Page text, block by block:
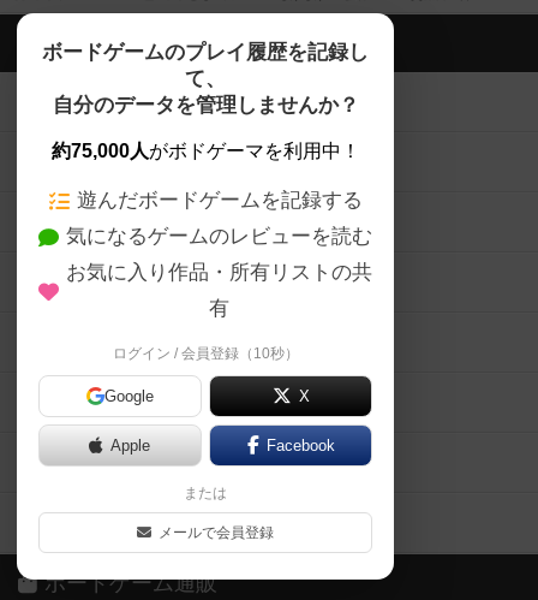
ボードゲームのプレイ履歴を記録し
て、
自分のデータを管理しませんか？
約75,000人がボドゲーマを利用中！
遊んだボードゲームを記録する
気になるゲームのレビューを読む
お気に入り作品・所有リストの共
有
ログイン / 会員登録（10秒）
Google X
Apple Facebook
または
メールで会員登録
ボドゲーマTOP
ボードゲームを検索する
ボードゲームの新着レビュー
ボードゲーム会情報
メカニクス特集
掲示板・トピックス
ボドとも・会員一覧
ボードゲーム業界コラム
ボドゲーマご利用案内
ボードゲーム通販